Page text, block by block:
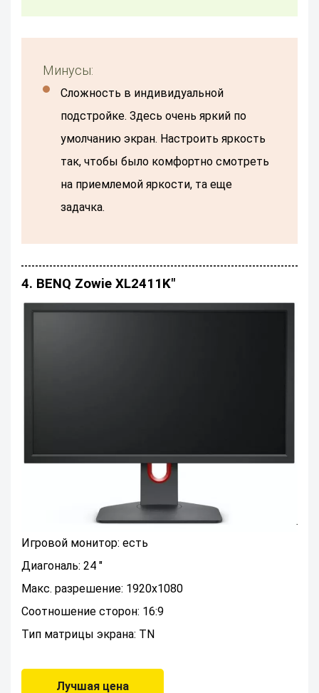
Минусы:
сложность в индивидуальной
подстройке. Здесь очень яркий по
умолчанию экран. Настроить яркость
так, чтобы было комфортно смотреть
на приемлемой яркости, та еще
задачка.
4. BENQ Zowie XL2411K"
Игровой монитор: есть
Диагональ: 24 "
Макс. разрешение: 1920x1080
Соотношение сторон: 16:9
Тип матрицы экрана: TN
Лучшая цена